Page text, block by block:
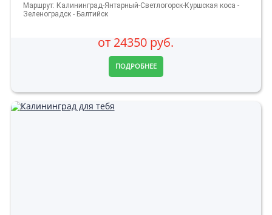
Маршрут: Калининград-Янтарный-Светлогорск-Куршская коса -
Зеленоградск - Балтийск
от 24350 руб.
ПОДРОБНЕЕ